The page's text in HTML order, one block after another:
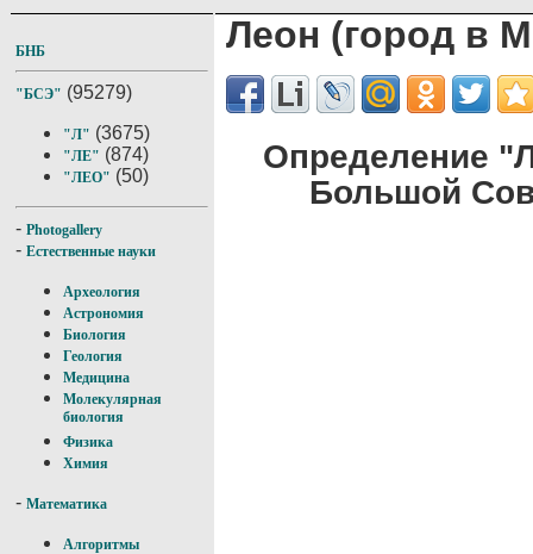
БНБ
"БСЭ" (95279)
"Л" (3675)
"ЛЕ" (874)
"ЛЕО" (50)
- Photogallery
- Естественные науки
Археология
Астрономия
Биология
Геология
Медицина
Молекулярная
биология
Физика
Химия
- Математика
Алгоритмы
Леон (город в
Определение
Большой